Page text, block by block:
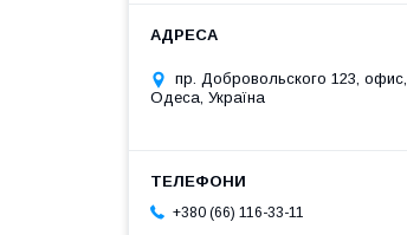
пр. Добровольского 123, офис,
Одеса, Україна
+380 (66) 116-33-11